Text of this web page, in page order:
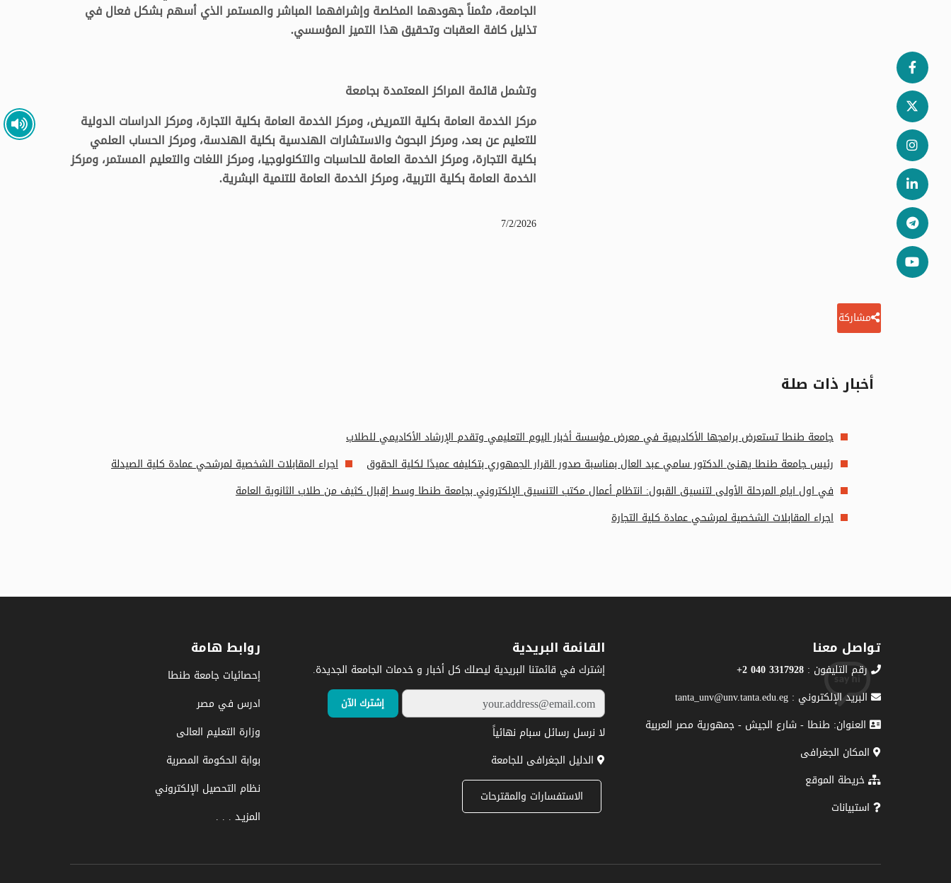
الجامعة، مثمناً جهودهما المخلصة وإشرافهما المباشر والمستمر الذي أسهم بشكل فعال في
تذليل كافة العقبات وتحقيق هذا التميز المؤسسي.
وتشمل قائمة المراكز المعتمدة بجامعة
مركز الخدمة العامة بكلية التمريض، ومركز الخدمة العامة بكلية التجارة، ومركز الدراسات الدولية
للتعليم عن بعد، ومركز البحوث والاستشارات الهندسية بكلية الهندسة، ومركز الحساب العلمي
بكلية التجارة، ومركز الخدمة العامة للحاسبات والتكنولوجيا، ومركز اللغات والتعليم المستمر، ومركز
الخدمة العامة بكلية التربية، ومركز الخدمة العامة للتنمية البشرية.
7/2/2026
مشاركة
أخبار ذات صلة
جامعة طنطا تستعرض برامجها الأكاديمية في معرض مؤسسة أخبار اليوم التعليمي وتقدم الإرشاد الأكاديمي للطلاب
رئيس جامعة طنطا يهنئ الدكتور سامي عبد العال بمناسبة صدور القرار الجمهوري بتكليفه عميدًا لكلية الحقوق
اجراء المقابلات الشخصية لمرشحي عمادة كلية الصيدلة
في اول ايام المرحلة الأولى لتنسيق القبول: انتظام أعمال مكتب التنسيق الإلكتروني بجامعة طنطا وسط إقبال كثيف من طلاب الثانوية العامة
اجراء المقابلات الشخصية لمرشحي عمادة كلية التجارة
تواصل معنا
رقم التليفون : 3317928 040 2+
البريد الإلكتروني : tanta_unv@unv.tanta.edu.eg
العنوان: طنطا - شارع الجيش - جمهورية مصر العربية
المكان الجغرافى
خريطة الموقع
استبيانات
القائمة البريدية
إشترك في قائمتنا البريدية ليصلك كل أخبار و خدمات الجامعة الجديدة.
لا نرسل رسائل سبام نهائياً
الدليل الجغرافى للجامعة
الاستفسارات والمقترحات
روابط هامة
إحصائيات جامعة طنطا
ادرس في مصر
وزارة التعليم العالى
بوابة الحكومة المصرية
نظام التحصيل الإلكتروني
المزيـد . . .